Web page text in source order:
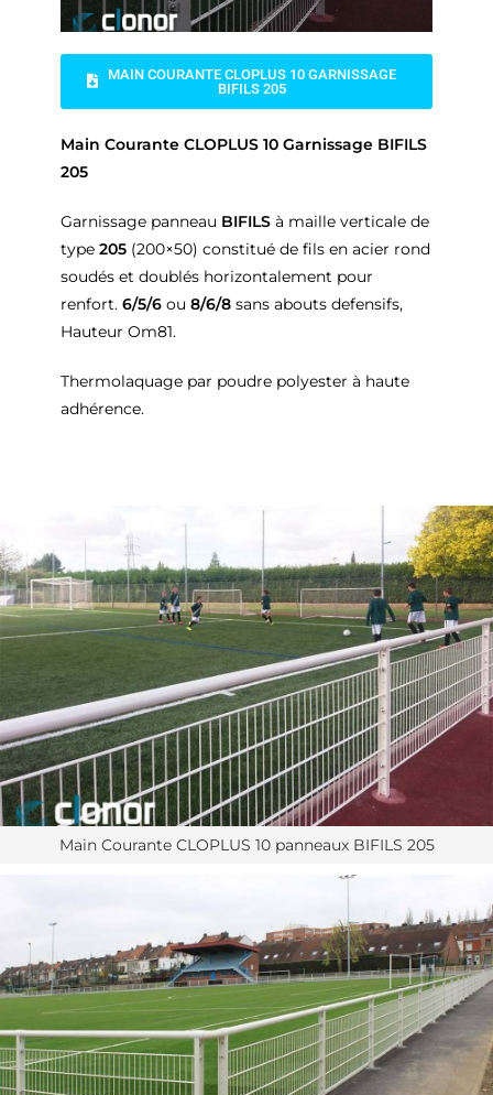
MAIN COURANTE CLOPLUS 10 GARNISSAGE
BIFILS 205
Main Courante CLOPLUS 10 Garnissage BIFILS
205
Garnissage panneau BIFILSà maille verticale de
type 205(200×50) constitué de fils en acier rond
soudés et doublés horizontalement pour
renfort. 6/5/6ou 8/6/8sans abouts defensifs,
Hauteur Om81.
Thermolaquage par poudre polyester à haute
adhérence.
Main Courante CLOPLUS 10 panneaux BIFILS 205